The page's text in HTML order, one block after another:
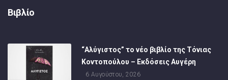
Βιβλίο
“Αλύγιστος” το νέο βιβλίο της Τόνιας
Κοντοπούλου – Εκδόσεις Αυγέρη
6 Αυγούστου, 2026